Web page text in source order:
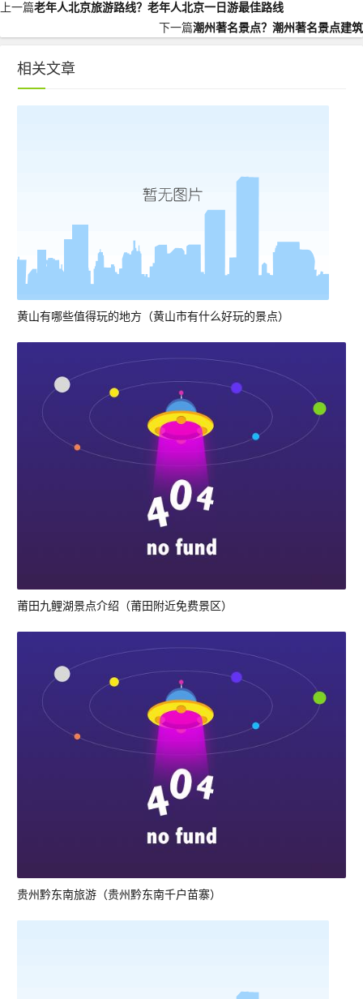
上一篇老年人北京旅游路线？老年人北京一日游最佳路线
下一篇潮州著名景点？潮州著名景点建筑
相关文章
黄山有哪些值得玩的地方（黄山市有什么好玩的景点）
莆田九鲤湖景点介绍（莆田附近免费景区）
贵州黔东南旅游（贵州黔东南千户苗寨）